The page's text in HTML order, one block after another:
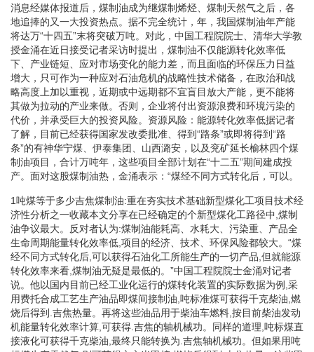
消息经媒体报道后，煤制油成为继煤制烯烃、煤制天然气之后，各
地追捧的又一大投资热点。据不完全统计，年，我国煤制油年产能
将达万“十四五”末将突破万吨。对此，中国工程院院士、清华大学教
授金涌在近日接受记者采访时提出，煤制油不仅能源转化效率低
下、产业链短、应对市场变化的能力差，而且面临的环保压力日益
增大，只可作为一种应对石油危机的战略性技术储备，在政治和战
略高度上加以重视，近期或中远期都不宜盲目放大产能，更不能将
其做为拉动的产业来做。否则，企业将付出资源浪费和环境污染的
代价，并承受巨大的投资风险。资源风险：能源转化效率低据记者
了解，目前已经获得国家发改委批准、得到“路条”或即将得到“路
条”的有神华宁煤、伊泰集团、山西潞安，以及兖矿延长榆林四个煤
制油项目，合计万吨年，这些项目全部计划在“十二五”期间建成投
产。面对这股煤制油热，金涌表示：“煤经不同方式转化后，可以。
1吨煤等于多少吉焦煤制油:重在夯实技术基础新型煤化工项目技术经
济性分析之一收藏本文分享在已经确定的个新型煤化工路径中,煤制
油争议最大。反对者认为:煤制油能耗高、水耗大、污染重、产品全
生命周期能量转化效率低,项目的经济、技术、环保风险都较大。“煤
经不同方式转化后,可以获得石油化工所能生产的一切产品,但就能源
转化效率来看,煤制油无疑是最低的。”中国工程院院士金涌对记者
说。他以国内目前已经工业化运行的煤转化装置的实际数据为例,采
用费托合成工艺生产油品即煤间接制油,吨标准煤可获得千克柴油,燃
烧后得到.吉焦热量。再将这些油品用于柴油车燃料,按目前柴油发动
机能量转化效率计算,可获得.吉焦的轴机械功。同样的道理,吨标煤直
接液化可获得千克柴油,最终只能转换为.吉焦轴机械功。但如果用吨